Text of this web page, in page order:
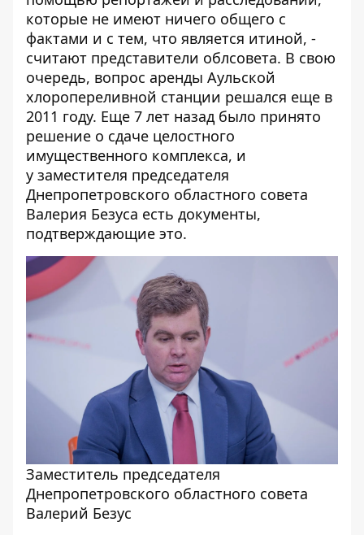
которые не имеют ничего общего с
фактами и с тем, что является итиной, -
считают представители облсовета. В свою
очередь, вопрос аренды Аульской
хлоропереливной станции решался еще в
2011 году. Еще 7 лет назад было принято
решение о сдаче целостного
имущественного комплекса, и
у заместителя председателя
Днепропетровского областного совета
Валерия Безуса есть документы,
подтверждающие это.
Заместитель председателя
Днепропетровского областного совета
Валерий Безус